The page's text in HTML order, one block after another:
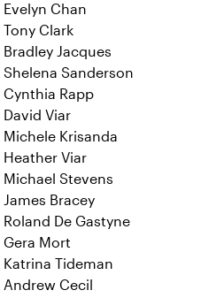
Evelyn Chan
Tony Clark
Bradley Jacques
Shelena Sanderson
Cynthia Rapp
David Viar
Michele Krisanda
Heather Viar
Michael Stevens
James Bracey
Roland De Gastyne
Gera Mort
Katrina Tideman
Andrew Cecil